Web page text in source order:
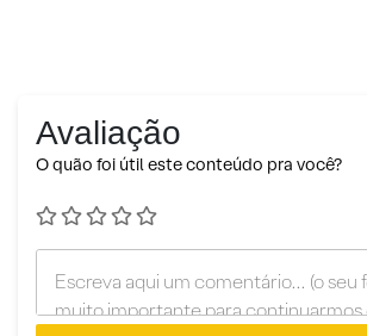
Avaliação
O quão foi útil este conteúdo pra você?